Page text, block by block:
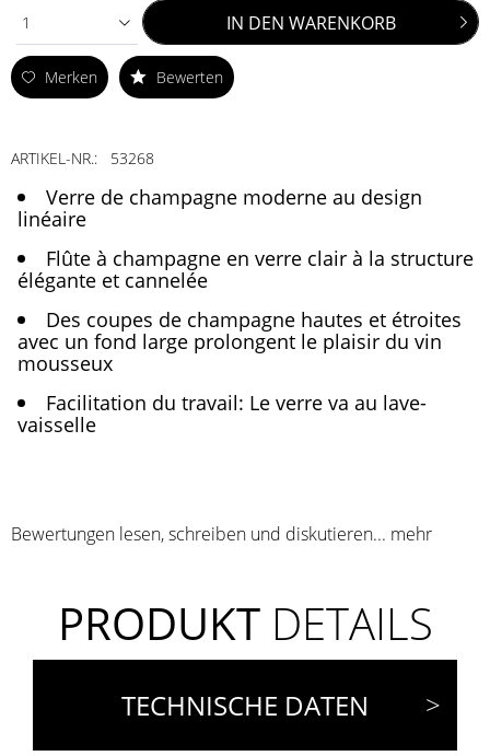
1 IN DEN WARENKORB
Merken Bewerten
ARTIKEL-NR.: 53268
Verre de champagne moderne au design
linéaire
Flûte à champagne en verre clair à la structure
élégante et cannelée
Des coupes de champagne hautes et étroites
avec un fond large prolongent le plaisir du vin
mousseux
Facilitation du travail: Le verre va au lave-
vaisselle
Bewertungen lesen, schreiben und diskutieren... mehr
PRODUKTDETAILS
TECHNISCHE DATEN